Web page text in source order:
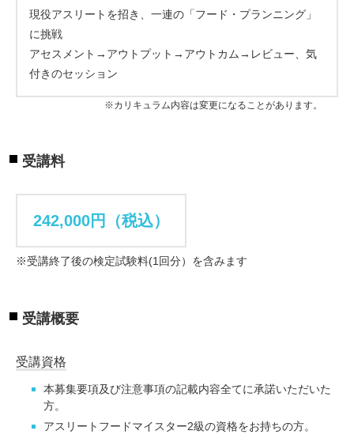
現役アスリートを招き、一連の「フード・プランニング」
に挑戦
アセスメント→アウトプット→アウトカム→レビュー、気
付きのセッション
※カリキュラム内容は変更になることがあります。
受講料
242,000円（税込）
※受講終了後の検定試験料(1回分）を含みます
受講概要
受講資格
本募集要項及び注意事項の記載内容全てに承諾いただいた
方。
アスリートフードマイスター2級の資格をお持ちの方。